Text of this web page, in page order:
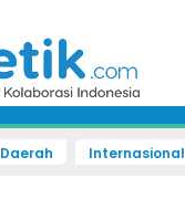
Daerah Internasional